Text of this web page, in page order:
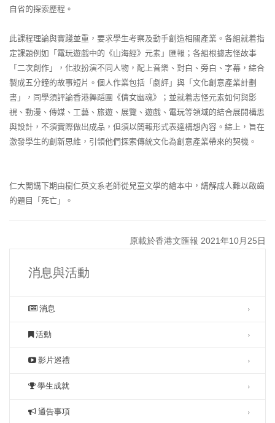
自省的探索歷程。
此課程理論與實踐並重，要求學生考察及動手創造相關產業。各組就着指
定課題例如「電玩遊戲中的《山海經》元素」匯報；各組根據志怪故事
「二次創作」，化妝扮演不同人物，配上音樂、對白、旁白、字幕，綜合
製成五分鐘的故事短片。個人作業包括「劇評」與「文化創意產業計劃
書」，同學須評論香港舞蹈團《倩女幽魂》；並就着志怪元素如何與影
視、動漫、傳媒、工藝、旅遊、展覽、遊戲、電玩等領域的結合展開構思
與設計，不須實際做出成品，但須以簡報形式表達構想內容。綜上，旨在
激發學生的創新思維，引領他們探索傳統文化為創意產業帶來的契機。
仁大開講下期由樹仁英文系老師從兒童文學的繪本中，講解成人難以啟齒
的題目「死亡」。
原載於香港文匯報 2021年10月25日
消息與活動
消息
活動
影片巡禮
學生成就
通告事項